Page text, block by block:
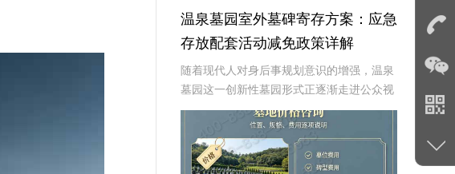
温泉墓园室外墓碑寄存方案：应急
存放配套活动减免政策详解
随着现代人对身后事规划意识的增强，温泉
墓园这一创新性墓园形式正逐渐走进公众视
野。温泉墓园不仅营造了宁静祥和的环境氛
围，更通过一系列贴心设施，如室外墓碑寄
存区、应急遗体临时存放服务等，为家属提
供极大便利